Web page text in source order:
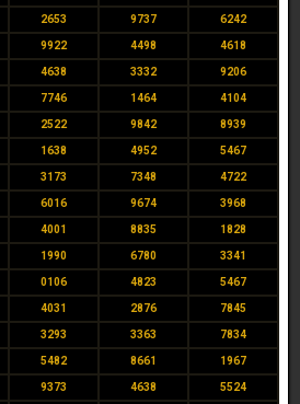
2653 9737 6242
9922 4498 4618
4638 3332 9206
7746 1464 4104
2522 9842 8939
1638 4952 5467
3173 7348 4722
6016 9674 3968
4001 8835 1828
1990 6780 3341
0106 4823 5467
4031 2876 7845
3293 3363 7834
5482 8661 1967
9373 4638 5524